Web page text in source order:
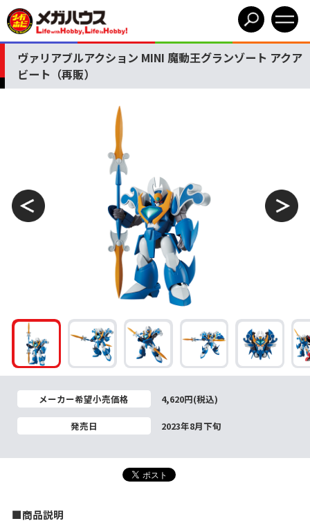
ヴァリアブルアクション MINI 魔動王グランゾート アクア
ビート（再販）
メーカー希望小売価格 4,620円(税込)
発売日 2023年8月下旬
■商品説明